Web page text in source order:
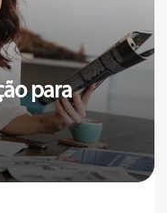
para